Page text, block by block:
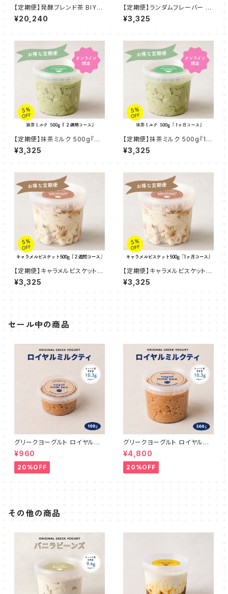
【定期便】発酵ブレンド茶 BIYO
TEA ~発酵のちからで内側から
~【2ヶ月】
¥20,240
【定期便】ランダムフレーバー 5
00g『２週間コース』
¥3,325
【定期便】抹茶ミルク 500g『２
週間コース』
¥3,325
【定期便】抹茶ミルク 500g『1ヶ
月コース』
¥3,325
【定期便】キャラメルビスケット 5
00g『２週間コース』
¥3,325
【定期便】キャラメルビスケット 5
00g『1ヶ月コース』
¥3,325
セール中の商品
グリークヨーグルト ロイヤルミ
ルクティ 100g
¥960
20%OFF
グリークヨーグルト ロイヤルミ
ルクティ 500g
¥4,800
20%OFF
その他の商品